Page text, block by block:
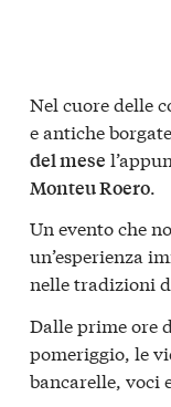
Nel cuore delle
e antiche
del mese
Monteu Roero.
Un evento che
un’esperienza
nelle tradizioni
Dalle prime ore
pomeriggio, le
bancarelle, voci